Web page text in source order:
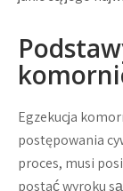
Egzekucja
postępowania
proces, musi
postać wyroku